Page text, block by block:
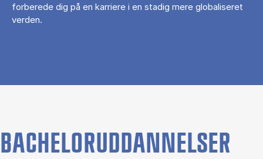
forberede dig på en karriere i en stadig mere globaliseret
verden.
BACHELORUDDANNELSER